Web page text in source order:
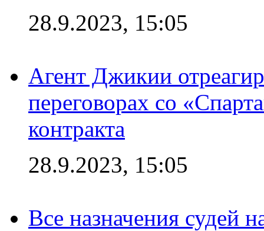
28.9.2023, 15:05
Агент Джикии
переговорах со
контракта
28.9.2023, 15:05
Все назначения судей